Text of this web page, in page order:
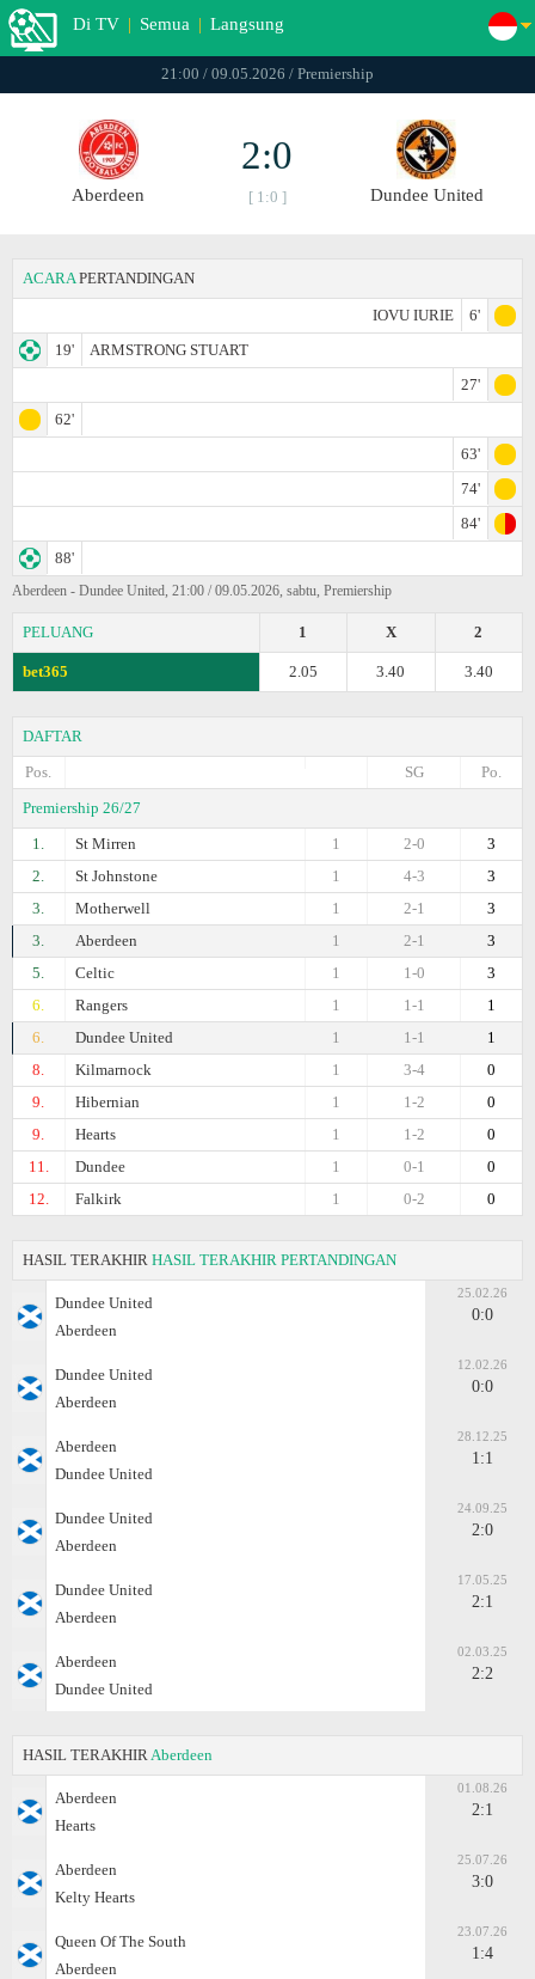
Di TV | Semua | Langsung
21:00 / 09.05.2026 / Premiership
Aberdeen
2:0
[ 1:0 ] Dundee United
ACARA PERTANDINGAN
IOVU IURIE
6'
19'
ARMSTRONG STUART
27'
62'
63'
74'
84'
88'
Aberdeen - Dundee United, 21:00 / 09.05.2026, sabtu, Premiership
PELUANG 2
X
1
bet365 3.40
3.40
2.05
DAFTAR
Pos.
Po.
SG
Premiership 26/27
1.
St Mirren 3
2-0
1
2.
St Johnstone 3
4-3
1
3.
Motherwell 3
2-1
1
3.
Aberdeen 3
2-1
1
5.
Celtic 3
1-0
1
6.
Rangers 1
1-1
1
6.
Dundee United 1
1-1
1
8.
Kilmarnock 0
3-4
1
9.
Hibernian 0
1-2
1
9.
Hearts 0
1-2
1
11.
Dundee 0
0-1
1
12.
Falkirk 0
0-2
1
HASIL TERAKHIR HASIL TERAKHIR PERTANDINGAN
Dundee United
Aberdeen
25.02.26
0:0
Dundee United
Aberdeen
12.02.26
0:0
Aberdeen
Dundee United
28.12.25
1:1
Dundee United
Aberdeen
24.09.25
2:0
Dundee United
Aberdeen
17.05.25
2:1
Aberdeen
Dundee United
02.03.25
2:2
HASIL TERAKHIR Aberdeen
Aberdeen
Hearts
01.08.26
2:1
Aberdeen
Kelty Hearts
25.07.26
3:0
Queen Of The South
Aberdeen
23.07.26
1:4